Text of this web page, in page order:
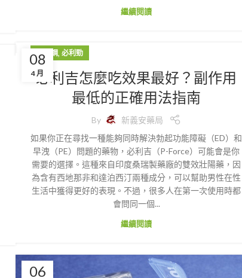
繼續閱讀
08
4 月
威而鋼, 必利勁
必利吉怎麼吃效果最好？副作用
最低的正確用法指南
By
新義安藥局
如果你正在尋找一種能夠同時解決勃起功能障礙（ED）和
早洩（PE）問題的藥物，必利吉（P-Force）可能會是你
需要的選擇。這種來自印度桑瑞製藥廠的雙效壯陽藥，因
為含有西地那非和達泊西汀兩種成分，可以幫助男性在性
生活中獲得更好的表現。不過，很多人在第一次使用時都
會問同一個...
繼續閱讀
06